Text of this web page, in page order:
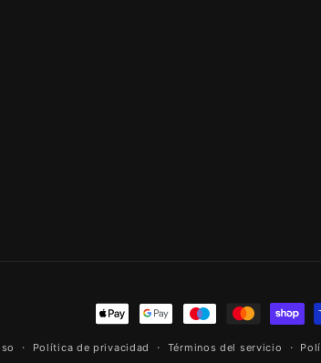
Formas
de
Política de privacidad Términos del servicio